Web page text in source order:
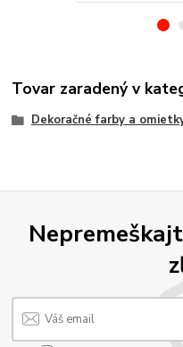
Tovar zaradený v
Dekoračné farby a